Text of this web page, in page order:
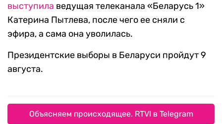
выступила ведущая телеканала «Беларусь 1»
Катерина Пытлева, после чего ее сняли с
эфира, а сама она уволилась.
Президентские выборы в Беларуси пройдут 9
августа.
Объясняем происходящее. RTVI в Telegram